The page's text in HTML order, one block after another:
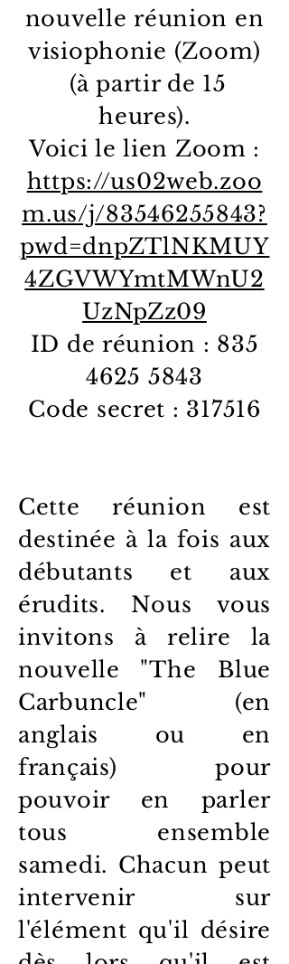
nouvelle réunion en
visiophonie (Zoom)
(à partir de 15
heures).
Voici le lien Zoom :
https://us02web.zoo
m.us/j/83546255843?
pwd=dnpZTlNKMUY
4ZGVWYmtMWnU2
UzNpZz09
ID de réunion : 835
4625 5843
Code secret : 317516
Cette réunion est
destinée à la fois aux
débutants et aux
érudits. Nous vous
invitons à relire la
nouvelle "The Blue
Carbuncle" (en
anglais ou en
français) pour
pouvoir en parler
tous ensemble
samedi. Chacun peut
intervenir sur
l'élément qu'il désire